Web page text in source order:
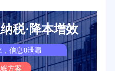
税·降本增效
信息0泄漏
方案